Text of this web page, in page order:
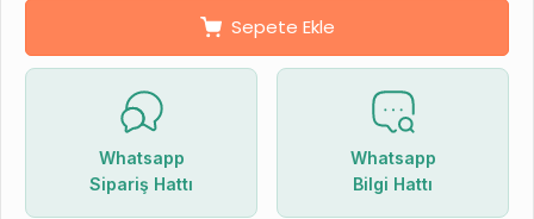
Sepete Ekle
Whatsapp
Sipariş Hattı
Whatsapp
Bilgi Hattı